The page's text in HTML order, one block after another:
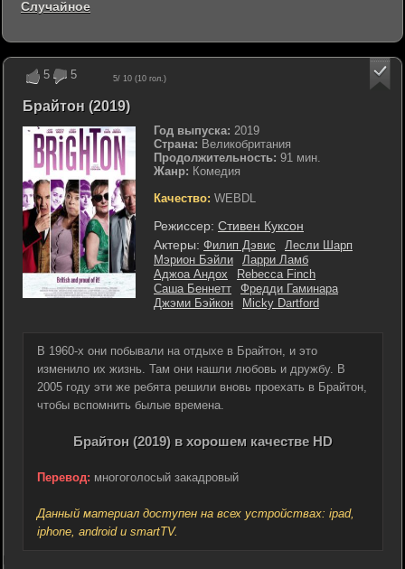
5 5 5/ 10 (10 гол.)
Брайтон (2019)
Год выпуска: 2019
Страна: Великобритания
Продолжительность: 91 мин.
Жанр: Комедия
Качество: WEBDL
Режиссер: Стивен Куксон
Актеры: Филип Дэвис
Лесли Шарп
Мэрион Бэйли
Ларри Ламб
Аджоа Андох
Rebecca Finch
Саша Беннетт
Фредди Гаминара
Джэми Бэйкон
Micky Dartford
В 1960-х они побывали на отдыхе в Брайтон, и это
изменило их жизнь. Там они нашли любовь и дружбу. В
2005 году эти же ребята решили вновь проехать в Брайтон,
чтобы вспомнить былые времена.
Брайтон (2019) в хорошем качестве HD
Перевод: многоголосый закадровый
Данный материал доступен на всех устройствах: ipad,
iphone, android и smartTV.
Случайное